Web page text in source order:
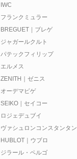
IWC
フランクミュラー
BREGUET｜ブレゲ
ジャガールクルト
パテックフィリップ
エルメス
ZENITH｜ゼニス
オーデマピゲ
SEIKO｜セイコー
ロジェデュブイ
ヴァシュロンコンスタンタン
HUBLOT｜ウブロ
ジラール・ペルゴ